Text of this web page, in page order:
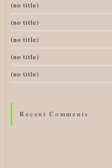
(no title)
(no title)
(no title)
(no title)
(no title)
Recent Comments